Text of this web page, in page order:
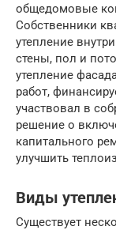
общедомовые
Собственники
утепление
стены, пол и
утепление
работ,
участвовал в
решение о
капитального
улучшить
Виды
Существует